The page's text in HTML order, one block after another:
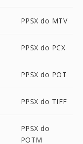
PPSX do MTV
PPSX do PCX
PPSX do POT
PPSX do TIFF
PPSX do
POTM